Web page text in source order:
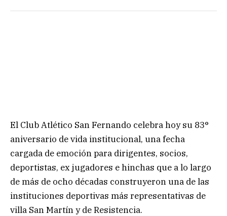
El Club Atlético San Fernando celebra hoy su 83°
aniversario de vida institucional, una fecha
cargada de emoción para dirigentes, socios,
deportistas, ex jugadores e hinchas que a lo largo
de más de ocho décadas construyeron una de las
instituciones deportivas más representativas de
villa San Martín y de Resistencia.